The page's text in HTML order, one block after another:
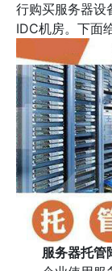
行购买服务器设
IDC机房。下面
服务器托管